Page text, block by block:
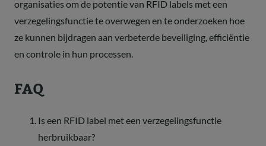
organisaties om de potentie van RFID labels met een
verzegelingsfunctie te overwegen en te onderzoeken hoe
ze kunnen bijdragen aan verbeterde beveiliging, efficiëntie
en controle in hun processen.
FAQ
Is een RFID label met een verzegelingsfunctie
herbruikbaar?